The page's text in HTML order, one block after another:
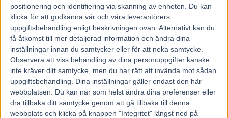
positionering och identifiering via skanning av enheten. Du kan
klicka för att godkänna vår och våra leverantörers
uppgiftsbehandling enligt beskrivningen ovan. Alternativt kan du
få åtkomst till mer detaljerad information och ändra dina
inställningar innan du samtycker eller för att neka samtycke.
Observera att viss behandling av dina personuppgifter kanske
inte kräver ditt samtycke, men du har rätt att invända mot sådan
uppgiftsbehandling. Dina inställningar gäller endast den här
webbplatsen. Du kan när som helst ändra dina preferenser eller
dra tillbaka ditt samtycke genom att gå tillbaka till denna
webbplats och klicka på knappen "Integritet" längst ned på
Föregående artikel
GS75 RESULTAT: Tysk
uppvisning i Stockholm Cup
Nästa artikel
Fem tippar V75 till ÅBY 27
september 2025